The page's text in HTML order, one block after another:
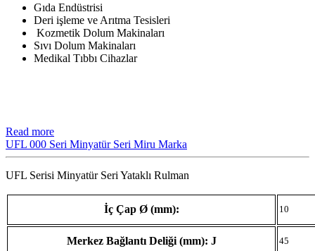
Gıda Endüstrisi
Deri işleme ve Arıtma Tesisleri
Kozmetik Dolum Makinaları
Sıvı Dolum Makinaları
Medikal Tıbbı Cihazlar
Read more
UFL 000 Seri Minyatür Seri Miru Marka
UFL Serisi Minyatür Seri Yataklı Rulman
İç Çap Ø (mm): 10
Merkez Bağlantı Deliği (mm): J 45